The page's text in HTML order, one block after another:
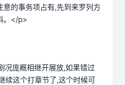
意的事务项占有,先到来罗列方
。</p>
况庞概相继开展放,如果错过
续这个打章节了,这个时候可